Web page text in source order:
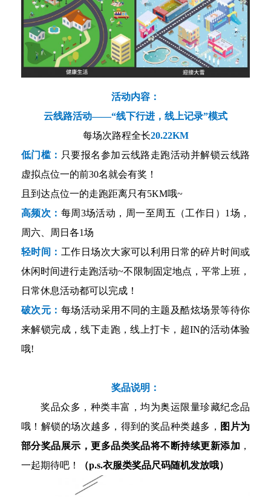
活动内容：
云线路活动——“线下行进，线上记录”模式
每场次路程全长20.22KM
低门槛： 只要报名参加云线路走跑活动并解锁云线路
虚拟点位一的前30名就会有奖！
且到达点位一的走跑距离只有5KM哦~
高频次： 每周3场活动，周一至周五（工作日）1场，
周六、周日各1场
轻时间： 工作日场次大家可以利用日常的碎片时间或
休闲时间进行走跑活动~不限制固定地点，平常上班，
日常休息活动都可以完成！
破次元： 每场活动采用不同的主题及酷炫场景等待你
来解锁完成，线下走跑，线上打卡，超IN的活动体验
哦!
奖品说明：
奖品众多，种类丰富，均为奥运限量珍藏纪念品
哦！解锁的场次越多，得到的奖品种类越多， 图片为
部分奖品展示，更多品类奖品将不断持续更新添加 ，
一起期待吧！
（p.s.衣服类奖品尺码随机发放哦）